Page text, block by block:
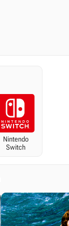
Nintendo
Switch